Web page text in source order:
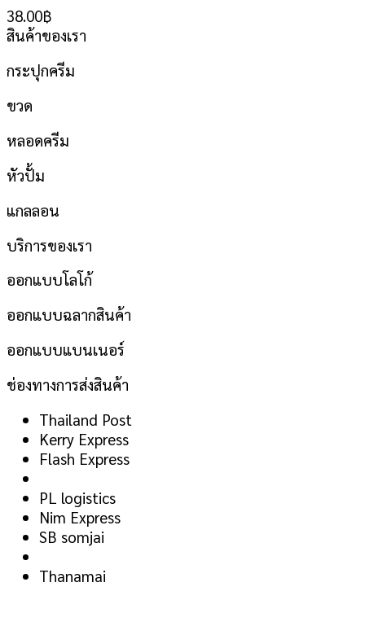
38.00฿
สินค้าของเรา
กระปุกครีม
ขวด
หลอดครีม
หัวปั้ม
แกลลอน
บริการของเรา
ออกแบบโลโก้
ออกแบบฉลากสินค้า
ออกแบบแบนเนอร์
ช่องทางการส่งสินค้า
Thailand Post
Kerry Express
Flash Express
PL logistics
Nim Express
SB somjai
Thanamai